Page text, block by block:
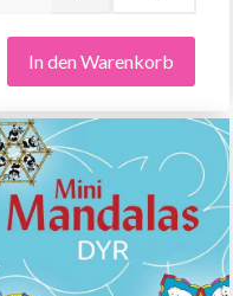
In den Warenkorb